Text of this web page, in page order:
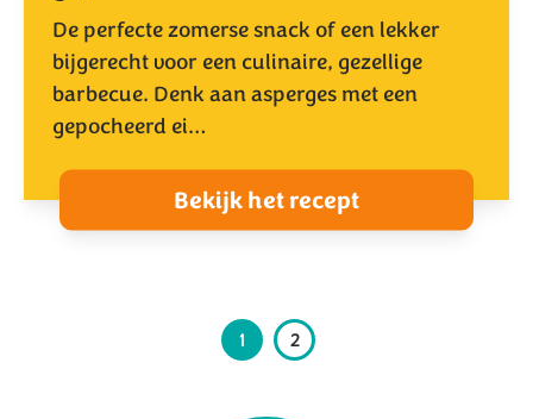
De perfecte zomerse snack of een lekker
bijgerecht voor een culinaire, gezellige
barbecue. Denk aan asperges met een
gepocheerd ei…
Bekijk het recept
1 2